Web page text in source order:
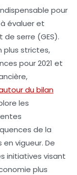
pour
évaluer et
de serre (GES).
plus strictes,
pour 2021 et
du bilan
les
de la
vigueur. De
initiatives visant
plus